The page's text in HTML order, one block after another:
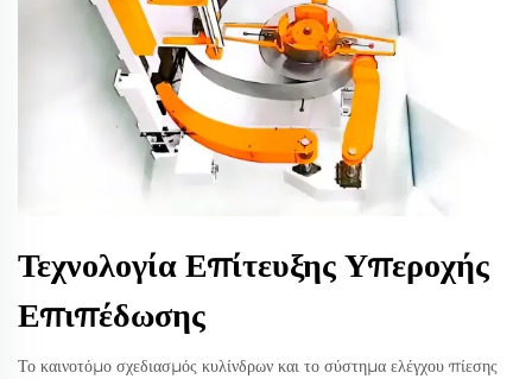
Τεχνολογία Επίτευξης Υπεροχής
Επιπέδωσης
Το καινοτόμο σχεδιασμός κυλίνδρων και το σύστημα ελέγχου πίεσης